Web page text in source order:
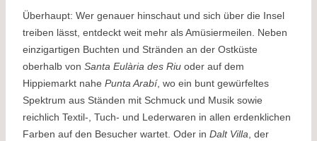
Überhaupt: Wer genauer hinschaut und sich über die Insel
treiben lässt, entdeckt weit mehr als Amüsiermeilen. Neben
einzigartigen Buchten und Stränden an der Ostküste
oberhalb von Santa Eulària des Riu oder auf dem
Hippiemarkt nahe Punta Arabí, wo ein bunt gewürfeltes
Spektrum aus Ständen mit Schmuck und Musik sowie
reichlich Textil-, Tuch- und Lederwaren in allen erdenklichen
Farben auf den Besucher wartet. Oder in Dalt Villa , der